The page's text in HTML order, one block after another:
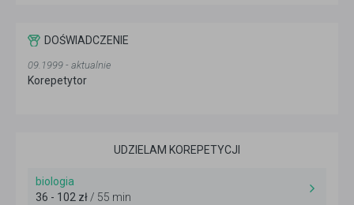
DOŚWIADCZENIE
09.1999 - aktualnie
Korepetytor
UDZIELAM KOREPETYCJI
biologia
36 - 102 zł / 55 min